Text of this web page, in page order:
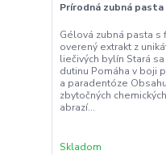
Prírodná zubná
Gélová zubná pasta s
overený extrakt z
liečivých bylín Stará
dutinu Pomáha v boji
a paradentóze
zbytočných
abrazí...
Skladom